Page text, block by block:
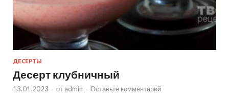
ДЕСЕРТЫ
Десерт клубничный
13.01.2023 - от admin - Оставьте комментарий